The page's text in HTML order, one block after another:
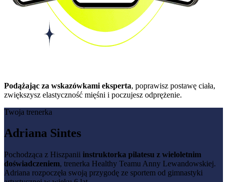
Podążając za wskazówkami eksperta, poprawisz postawę ciała,
zwiększysz elastyczność mięśni i poczujesz odprężenie.
Twoja trenerka
Adriana Sintes
Pochodząca z Hiszpanii instruktorka pilatesu z wieloletnim
doświadczeniem, trenerka Healthy Teamu Anny Lewandowskiej.
Adriana rozpoczęła swoją przygodę ze sportem od gimnastyki